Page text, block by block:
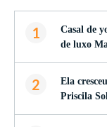
1
Casal de
de luxo
2
Ela
Priscila